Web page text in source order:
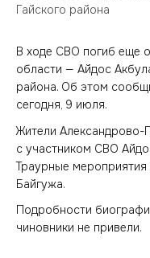
Гайского района
В ходе СВО погиб еще
области — Айдос
района. Об этом
сегодня, 9 июля.
Жители Александрово-
с участником СВО
Траурные мероприятия
Байгужа.
Подробности
чиновники не привели.